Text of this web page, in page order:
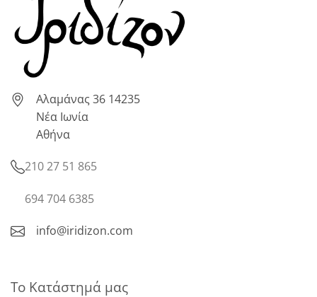
Αλαμάνας 36 14235
Νέα Ιωνία
Αθήνα
210 27 51 865
694 704 6385
info@iridizon.com
Το Κατάστημά μας